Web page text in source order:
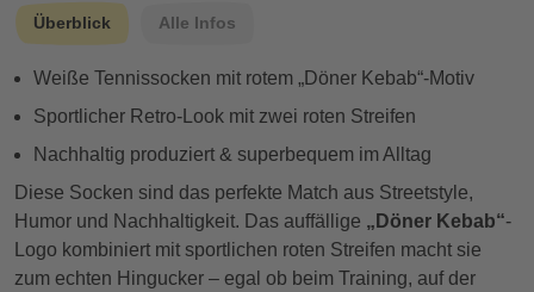
Überblick Alle Infos
Weiße Tennissocken mit rotem „Döner Kebab“-Motiv
Sportlicher Retro-Look mit zwei roten Streifen
Nachhaltig produziert & superbequem im Alltag
Diese Socken sind das perfekte Match aus Streetstyle,
Humor und Nachhaltigkeit. Das auffällige „Döner Kebab“-
Logo kombiniert mit sportlichen roten Streifen macht sie
zum echten Hingucker – egal ob beim Training, auf der